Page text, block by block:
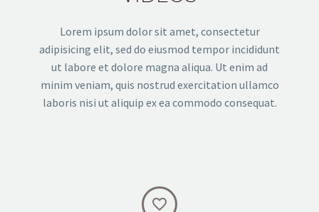
Lorem ipsum dolor sit amet, consectetur
adipisicing elit, sed do eiusmod tempor incididunt
ut labore et dolore magna aliqua. Ut enim ad
minim veniam, quis nostrud exercitation ullamco
laboris nisi ut aliquip ex ea commodo consequat.

